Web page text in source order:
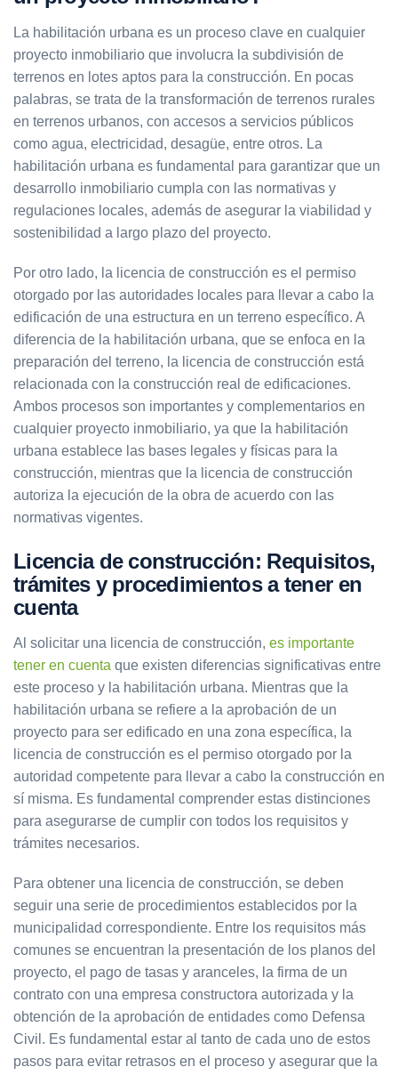
La habilitación urbana es un proceso clave en cualquier
proyecto inmobiliario que involucra la subdivisión de
terrenos en lotes aptos para la construcción. En pocas
palabras, se trata de la transformación de terrenos rurales
en terrenos urbanos, con accesos a servicios públicos
como agua, electricidad, desagüe, entre otros. La
habilitación urbana es fundamental para garantizar que un
desarrollo inmobiliario cumpla con las normativas y
regulaciones locales, además de asegurar la viabilidad y
sostenibilidad a largo plazo del proyecto.
Por otro lado, la licencia de construcción es el permiso
otorgado por las autoridades locales para llevar a cabo la
edificación de una estructura en un terreno específico. A
diferencia de la habilitación urbana, que se enfoca en la
preparación del terreno, la licencia de construcción está
relacionada con la construcción real de edificaciones.
Ambos procesos son importantes y complementarios en
cualquier proyecto inmobiliario, ya que la habilitación
urbana establece las bases legales y físicas para la
construcción, mientras que la licencia de construcción
autoriza la ejecución de la obra de acuerdo con las
normativas vigentes.
Licencia de construcción: Requisitos,
trámites y procedimientos a tener en
cuenta
Al solicitar una licencia de construcción, es importante
tener en cuenta que existen diferencias significativas entre
este proceso y la habilitación urbana. Mientras que la
habilitación urbana se refiere a la aprobación de un
proyecto para ser edificado en una zona específica, la
licencia de construcción es el permiso otorgado por la
autoridad competente para llevar a cabo la construcción en
sí misma. Es fundamental comprender estas distinciones
para asegurarse de cumplir con todos los requisitos y
trámites necesarios.
Para obtener una licencia de construcción, se deben
seguir una serie de procedimientos establecidos por la
municipalidad correspondiente. Entre los requisitos más
comunes se encuentran la presentación de los planos del
proyecto, el pago de tasas y aranceles, la firma de un
contrato con una empresa constructora autorizada y la
obtención de la aprobación de entidades como Defensa
Civil. Es fundamental estar al tanto de cada uno de estos
pasos para evitar retrasos en el proceso y asegurar que la